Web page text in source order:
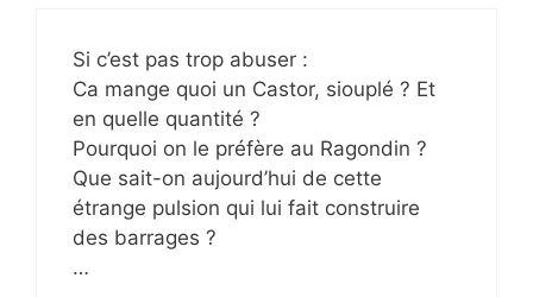
Si c’est pas trop abuser :
Ca mange quoi un Castor, siouplé ? Et
en quelle quantité ?
Pourquoi on le préfère au Ragondin ?
Que sait-on aujourd’hui de cette
étrange pulsion qui lui fait construire
des barrages ?
…